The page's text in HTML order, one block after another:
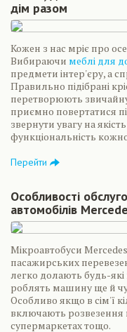
дім разом
Кожен з нас мріє про
Вибираючи меблі для
предмети інтер'єру, а
Правильно підібрані
перетворюють
приємно повертатися
звернути увагу на
функціональність
Перейти
Особливості
автомобілів
Мікроавтобуси
пасажирських
легко долають будь-які
роблять машину ще й
Особливо якщо в сім'ї
включають розвезення
супермаркетах тощо.